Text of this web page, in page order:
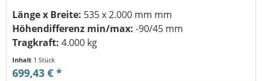
Länge x Breite: 535 x 2.000 mm mm
Höhendifferenz min/max: -90/45 mm
Tragkraft: 4.000 kg
Inhalt 1 Stück
699,43 € *